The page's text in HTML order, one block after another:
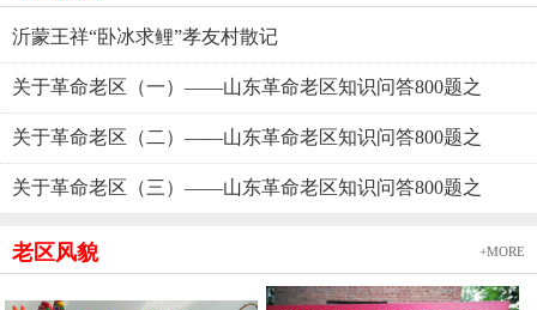
沂蒙王祥“卧冰求鲤”孝友村散记
关于革命老区（一）——山东革命老区知识问答800题之
关于革命老区（二）——山东革命老区知识问答800题之
关于革命老区（三）——山东革命老区知识问答800题之
老区风貌 +MORE